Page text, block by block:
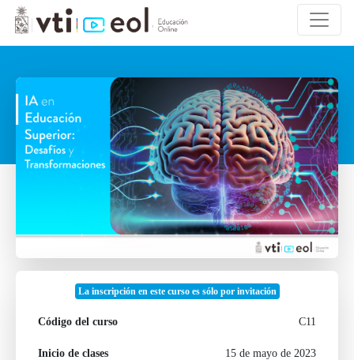
La inscripción en este curso es sólo por invitación
Código del curso C11
Inicio de clases 15 de mayo de 2023